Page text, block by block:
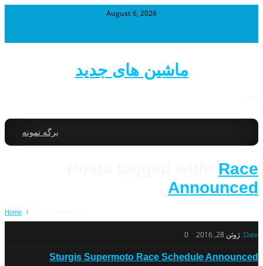
August 6, 2026
ماشین های جدید
برگه نمونه
Race
Announced
Home /
Date: ژوئن 28, 2016 0
Sturgis Supermoto Race Schedule Announced